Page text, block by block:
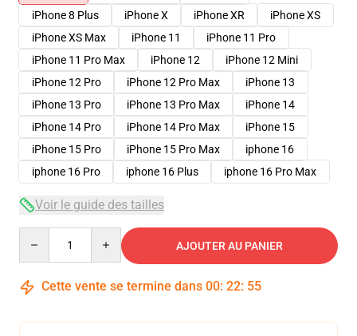
iPhone 8 Plus
iPhone X iPhone XR
iPhone XS
iPhone XS Max
iPhone 11
iPhone 11 Pro
iPhone 11 Pro Max
iPhone 12
iPhone 12 Mini
iPhone 12 Pro
iPhone 12 Pro Max
iPhone 13
iPhone 13 Pro
iPhone 13 Pro Max
iPhone 14
iPhone 14 Pro
iPhone 14 Pro Max
iPhone 15
iPhone 15 Pro
iPhone 15 Pro Max
iphone 16
iphone 16 Pro
iphone 16 Plus iphone 16 Pro Max
Voir le guide des tailles
AJOUTER AU PANIER
Cette vente se termine dans 00: 22: 54